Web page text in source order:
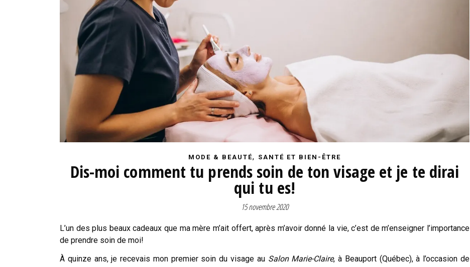
MODE & BEAUTÉ, SANTÉ ET BIEN-ÊTRE
Dis-moi comment tu prends soin de ton visage et je te dirai
qui tu es!
15 novembre 2020
L’un des plus beaux cadeaux que ma mère m’ait offert, après m’avoir donné la vie, c’est de m’enseigner l’importance
de prendre soin de moi!
À quinze ans, je recevais mon premier soin du visage au Salon Marie-Claire, à Beauport (Québec), à l’occasion de